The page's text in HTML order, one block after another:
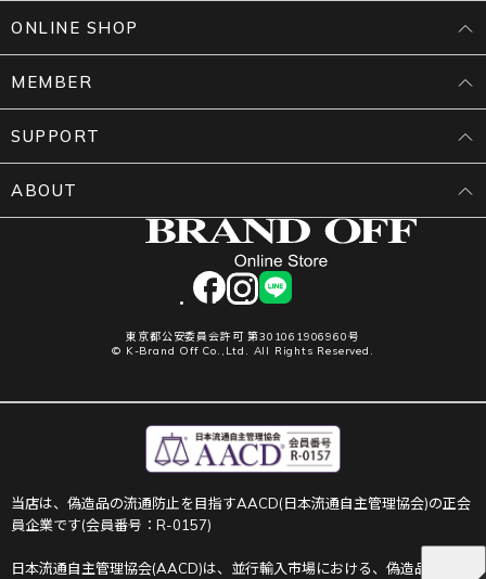
facebookinstagram
LINE
東京都公安委員会許可 第301061906960号
© K-Brand Off Co.,Ltd. All Rights Reserved.
ONLINE SHOP
MEMBER
SUPPORT
ABOUT
当店は、偽造品の流通防止を目指すAACD(日本流通自主管理協会)の正会
員企業です(会員番号：R-0157)
日本流通自主管理協会(AACD)は、並行輸入市場における、偽造品や不正